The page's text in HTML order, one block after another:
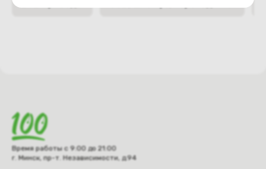
Время работы с 9:00 до 21:00
г. Минск, пр-т. Независимости, д.94